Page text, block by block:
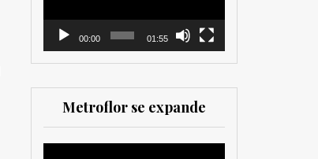
00:00 01:55
Metroflor se expande